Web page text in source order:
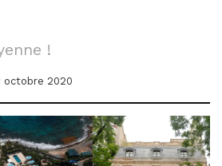
!
octobre 2020